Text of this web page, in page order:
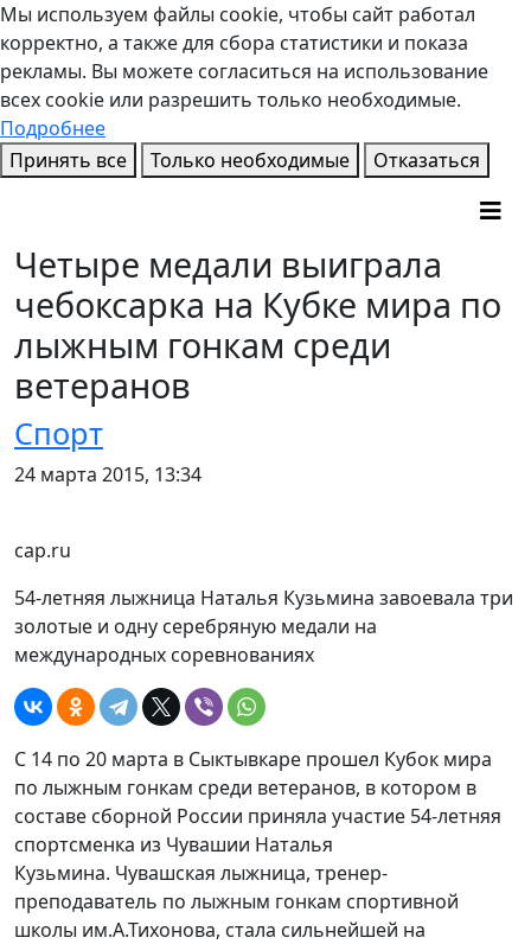
Мы используем файлы cookie, чтобы сайт работал
корректно, а также для сбора статистики и показа
рекламы. Вы можете согласиться на использование
всех cookie или разрешить только необходимые.
Подробнее
Принять все
Только необходимые Отказаться
Четыре медали выиграла
чебоксарка на Кубке мира по
лыжным гонкам среди
ветеранов
Спорт
24 марта 2015, 13:34
cap.ru
54-летняя лыжница Наталья Кузьмина завоевала три
золотые и одну серебряную медали на
международных соревнованиях
С 14 по 20 марта в Сыктывкаре прошел Кубок мира
по лыжным гонкам среди ветеранов, в котором в
составе сборной России приняла участие 54-летняя
спортсменка из Чувашии Наталья
Кузьмина. Чувашская лыжница, тренер-
преподаватель по лыжным гонкам спортивной
школы им.А.Тихонова, стала сильнейшей на